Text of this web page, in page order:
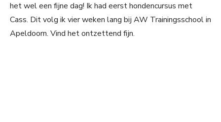
het wel een fijne dag! Ik had eerst hondencursus met
Cass. Dit volg ik vier weken lang bij AW Trainingsschool in
Apeldoorn. Vind het ontzettend fijn.